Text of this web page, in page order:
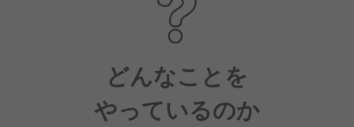
どんなことを
やっているのか